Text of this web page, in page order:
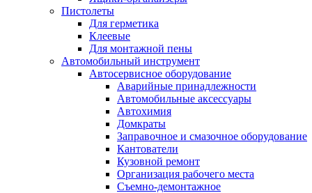
Пистолеты
Для герметика
Клеевые
Для монтажной пены
Автомобильный инструмент
Автосервисное оборудование
Аварийные принадлежности
Автомобильные аксессуары
Автохимия
Домкраты
Заправочное и смазочное оборудование
Кантователи
Кузовной ремонт
Организация рабочего места
Съемно-демонтажное